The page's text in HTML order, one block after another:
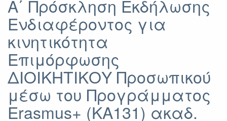
Εκδήλωσης
Ενδιαφέροντος
για
κινητικότητα
Επιμόρφωσης
ΔΙΔΑΚΤΙΚΟΥ
και
ΛΟΙΠΟΥ
Προσωπικού
μέσω
του
Α΄ Πρόσκληση Εκδήλωσης
Ενδιαφέροντος για
κινητικότητα
Επιμόρφωσης
ΔΙΟΙΚΗΤΙΚΟΥ Προσωπικού
μέσω του Προγράμματος
Erasmus+ (KA131) ακαδ.